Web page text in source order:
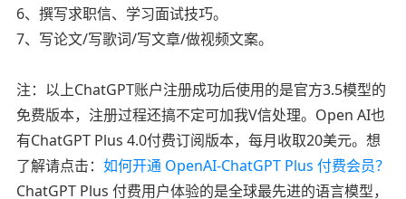
6、撰写求职信、学习面试技巧。
7、写论文/写歌词/写文章/做视频文案。
注：以上ChatGPT账户注册成功后使用的是官方3.5模型的
免费版本，注册过程还搞不定可加我V信处理。Open AI也
有ChatGPT Plus 4.0付费订阅版本，每月收取20美元。想
了解请点击： 如何开通 OpenAI-ChatGPT Plus 付费会员？
ChatGPT Plus 付费用户体验的是全球最先进的语言模型，